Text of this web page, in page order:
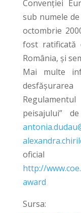
Convenției
sub numele
octombrie
fost ratificată
România, și
Mai multe
peisajului”
oficial
http://
award